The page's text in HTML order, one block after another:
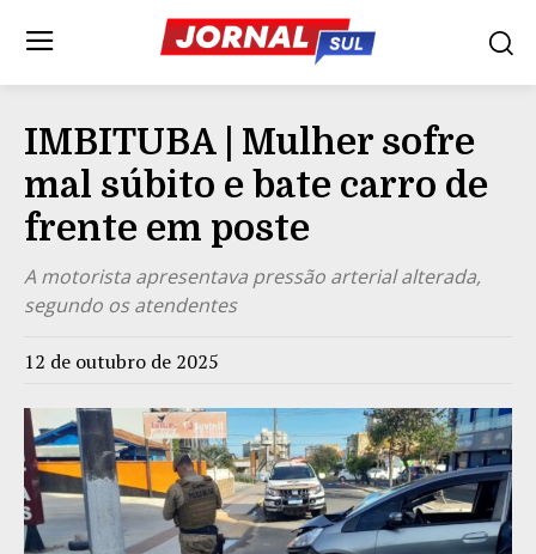
IMBITUBA | Mulher sofre
mal súbito e bate carro de
frente em poste
A motorista apresentava pressão arterial alterada,
segundo os atendentes
12 de outubro de 2025